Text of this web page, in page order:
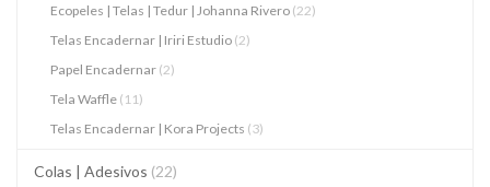
Ecopeles | Telas | Tedur | Johanna Rivero (22)
Telas Encadernar | Iriri Estudio (2)
Papel Encadernar (2)
Tela Waffle (11)
Telas Encadernar | Kora Projects (3)
Colas | Adesivos (22)